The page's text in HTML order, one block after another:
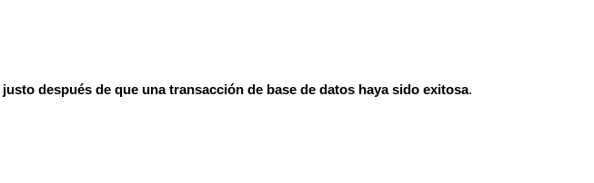
justo después de que una transacción de base de datos haya sido exitosa.